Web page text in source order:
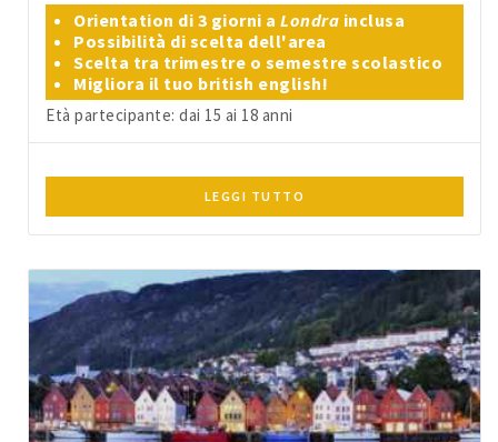
Orientation di 3 giorni a Londra inclusa
Possibilità di scelta dell'area
Scelta tra trimestre o semestre scolastico
Migliora il tuo british english!
Età partecipante: dai 15 ai 18 anni
LEGGI TUTTO